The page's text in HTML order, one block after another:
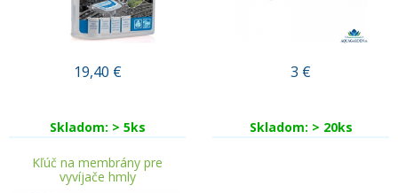
19,40 €
Skladom: > 5ks
3 €
Skladom: > 20ks
Kľúč na membrány pre
vyvíjače hmly